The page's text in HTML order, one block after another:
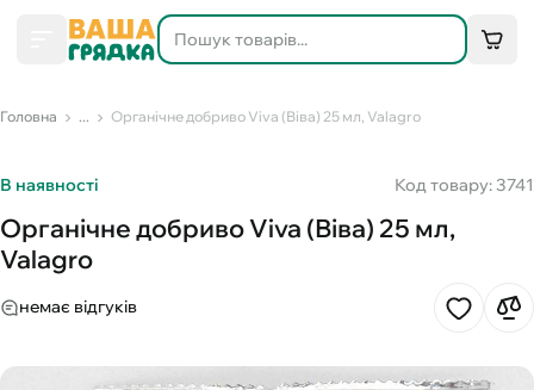
Головна ... Органічне добриво Viva (Віва) 25 мл, Valagro
В наявності Код товару: 3741
Органічне добриво Viva (Віва) 25 мл,
Valagro
немає відгуків